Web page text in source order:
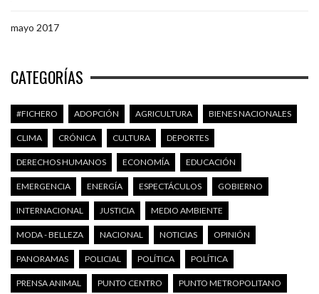
mayo 2017
CATEGORÍAS
#FICHERO ADOPCIÓN AGRICULTURA BIENES NACIONALES
CLIMA CRÓNICA CULTURA DEPORTES
DERECHOS HUMANOS ECONOMÍA EDUCACIÓN
EMERGENCIA ENERGÍA ESPECTÁCULOS GOBIERNO
INTERNACIONAL JUSTICIA MEDIO AMBIENTE
MODA - BELLEZA NACIONAL NOTICIAS OPINIÓN
PANORAMAS POLICIAL POLÍTICA POLÍTICA
PRENSA ANIMAL PUNTO CENTRO PUNTO METROPOLITANO